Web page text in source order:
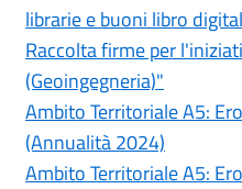
librarie e buoni libro
Raccolta firme per
(Geoingegneria)"
Ambito Territoriale A5:
(Annualità 2024)
Ambito Territoriale A5: